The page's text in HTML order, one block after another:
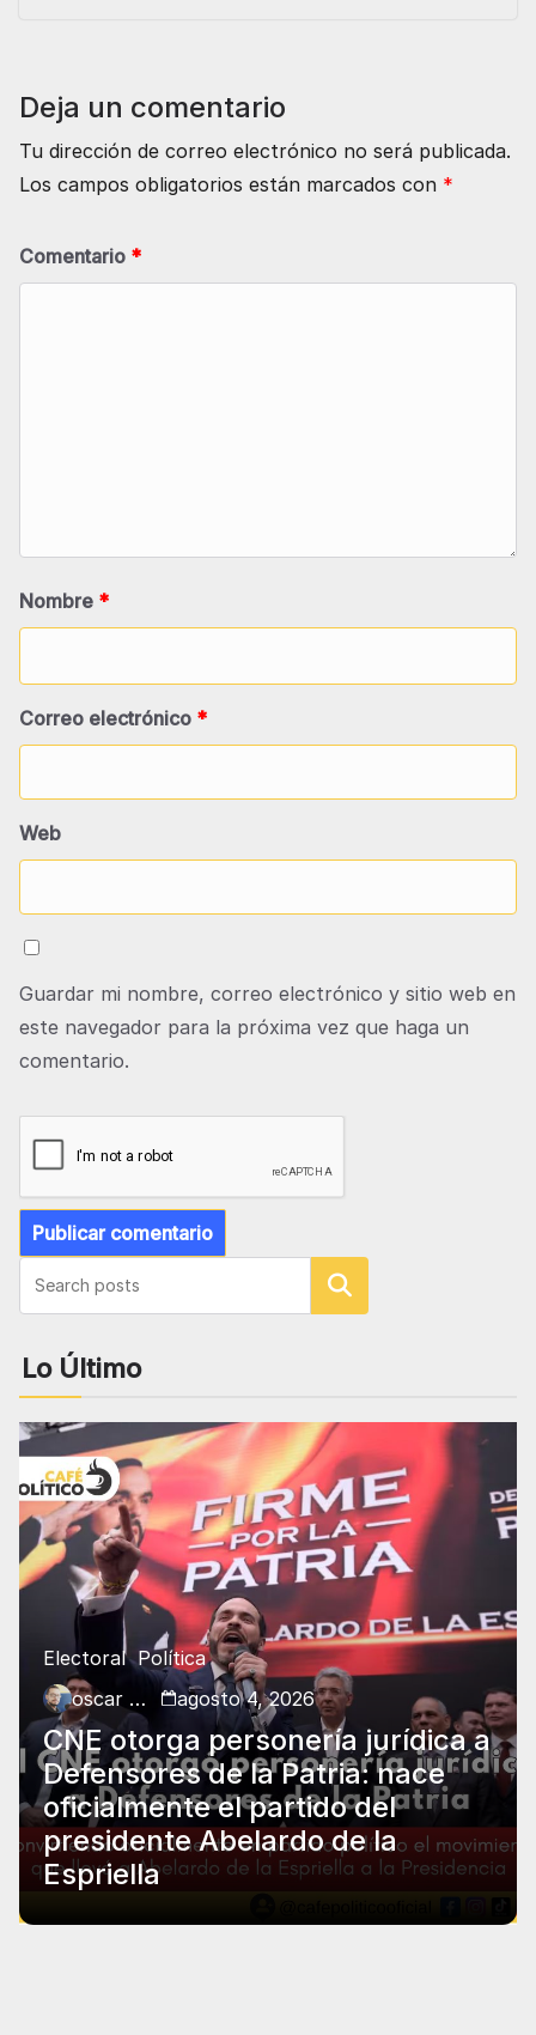
Deja un comentario
Tu dirección de correo electrónico no será publicada.
Los campos obligatorios están marcados con *
Comentario *
Nombre *
Correo electrónico *
Web
Guardar mi nombre, correo electrónico y sitio web en
este navegador para la próxima vez que haga un
comentario.
Buscar
Lo Último
Electoral Política
oscar charry
agosto 4, 2026
CNE otorga personería jurídica a
Defensores de la Patria: nace
oficialmente el partido del
presidente Abelardo de la
Espriella